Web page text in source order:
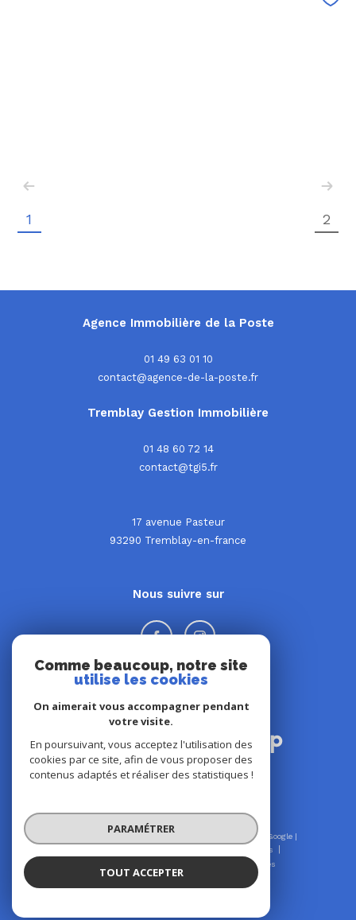
1 2
Agence Immobilière de la Poste
01 49 63 01 10
contact@agence-de-la-poste.fr
Tremblay Gestion Immobilière
01 48 60 72 14
contact@tgi5.fr
17 avenue Pasteur
93290
tremblay-en-france
Nous suivre sur
Adhérents
© 2026 | Tous droits réservés | Traduction powered by Google |
Mentions légales
Cookies
Comme beaucoup, notre site
utilise les cookies
On aimerait vous accompagner pendant
votre visite.
En poursuivant, vous acceptez l'utilisation des
cookies par ce site, afin de vous proposer des
contenus adaptés et réaliser des statistiques !
PARAMÉTRER
TOUT ACCEPTER